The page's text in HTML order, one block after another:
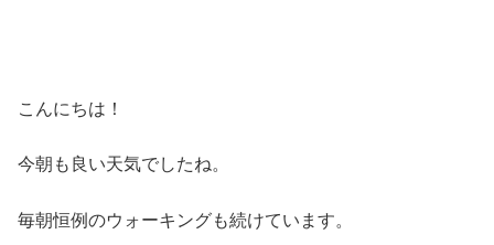
こんにちは！
今朝も良い天気でしたね。
毎朝恒例のウォーキングも続けています。